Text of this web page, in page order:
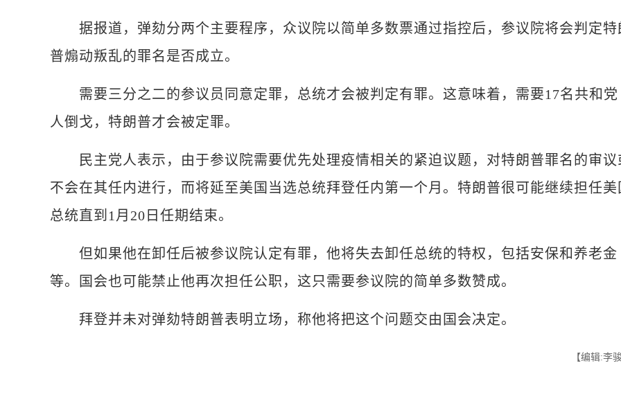
据报道，弹劾分两个主要程序，众议院以简单多数票通过指控后，参议院将会判定特
普煽动叛乱的罪名是否成立。
需要三分之二的参议员同意定罪，总统才会被判定有罪。这意味着，需要17名共和党
人倒戈，特朗普才会被定罪。
民主党人表示，由于参议院需要优先处理疫情相关的紧迫议题，对特朗普罪名的审议
不会在其任内进行，而将延至美国当选总统拜登任内第一个月。特朗普很可能继续担任美
总统直到1月20日任期结束。
但如果他在卸任后被参议院认定有罪，他将失去卸任总统的特权，包括安保和养老金
等。国会也可能禁止他再次担任公职，这只需要参议院的简单多数赞成。
拜登并未对弹劾特朗普表明立场，称他将把这个问题交由国会决定。
【编辑:李